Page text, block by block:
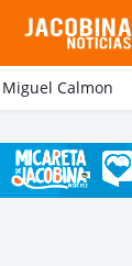
Miguel Calmon